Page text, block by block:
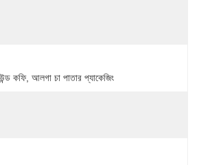
কফি, আলগা চা পাতার প্যাকেজিং